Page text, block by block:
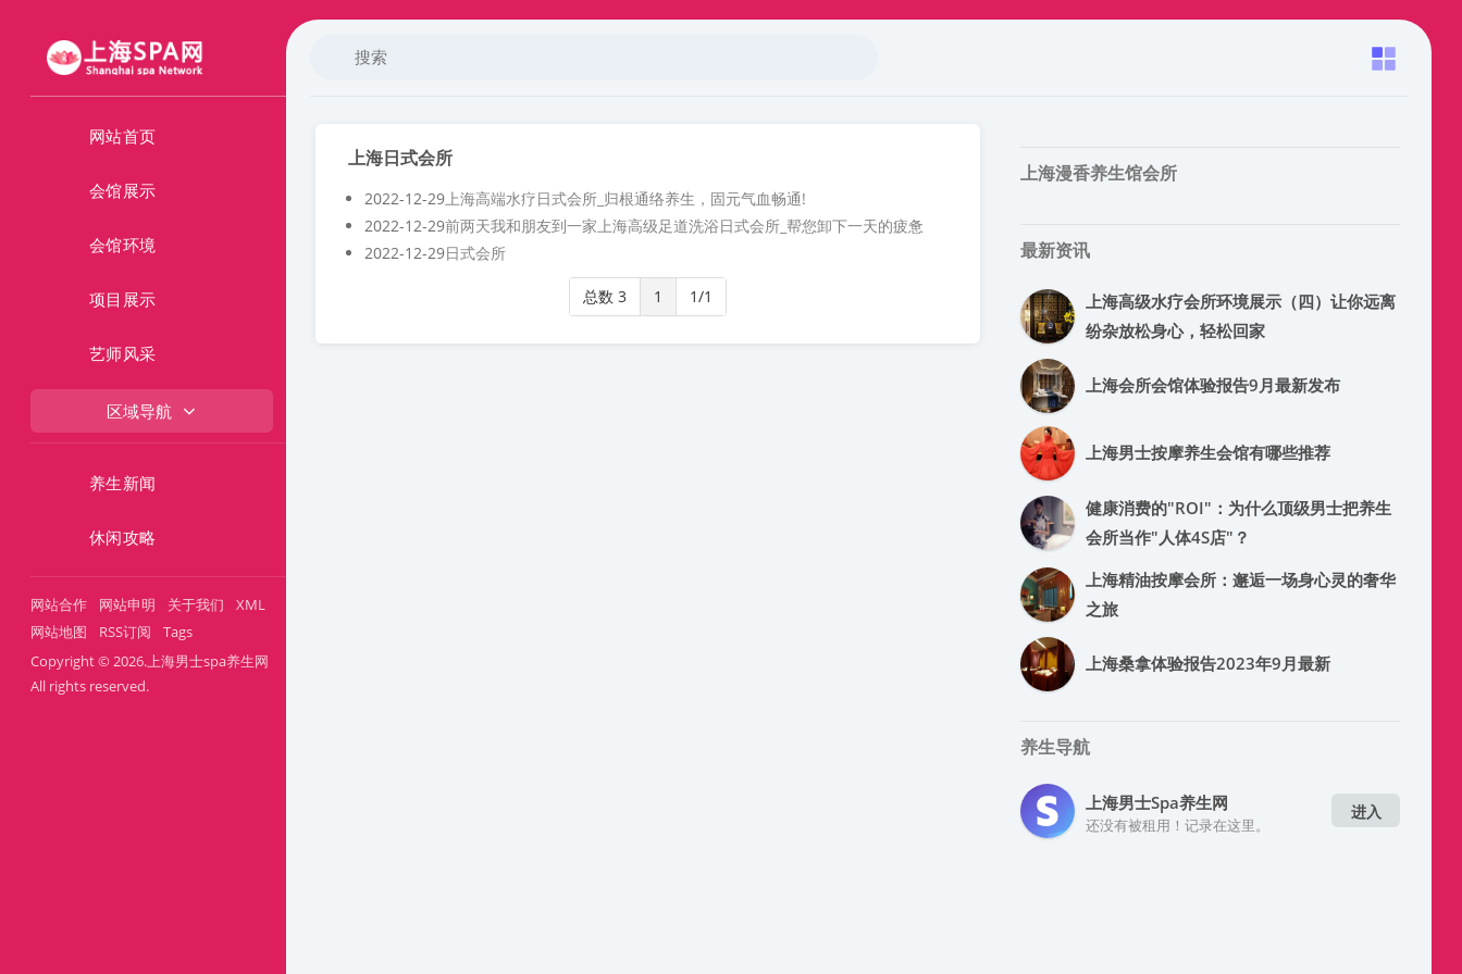
网站首页
会馆展示
会馆环境
项目展示
艺师风采
区域导航
养生新闻
休闲攻略
网站合作 网站申明 关于我们
XML
网站地图
RSS订阅
Tags
Copyright © 2026.上海男士spa养生网
All rights reserved.
上海日式会所
2022-12-29 上海高端水疗日式会所_归根通络养生，固元气血畅通!
2022-12-29前两天我和朋友到一家上海高级足道洗浴日式会所_帮您卸下一天的疲惫
2022-12-29日式会所
总数 3 1 1/1
上海漫香养生馆会所
最新资讯
上海高级水疗会所环境展示（四）让你远离
纷杂放松身心，轻松回家
上海会所会馆体验报告9月最新发布
上海男士按摩养生会馆有哪些推荐
健康消费的"ROI"：为什么顶级男士把养生
会所当作"人体4S店"？
上海精油按摩会所：邂逅一场身心灵的奢华
之旅
上海桑拿体验报告2023年9月最新
养生导航
上海男士spa养生网
还没有被租用！记录在这里。
进入